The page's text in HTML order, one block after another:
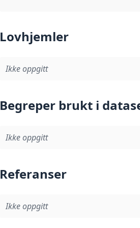
Lovhjemler
Ikke oppgitt
Begreper brukt i
Ikke oppgitt
Referanser
Ikke oppgitt